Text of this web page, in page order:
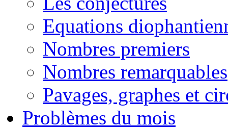
Equations
Nombres premiers
Nombres remarquables
Pavages, graphes et
Problèmes du mois